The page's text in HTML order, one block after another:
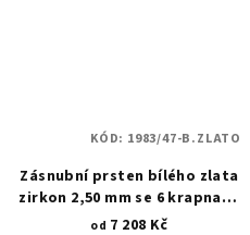
Zásnubní prsten bílého zlata
zirkon 2,50 mm se 6 krapnami
1983
od 7 208 Kč
KÓD: 1983/47-B.ZLATO